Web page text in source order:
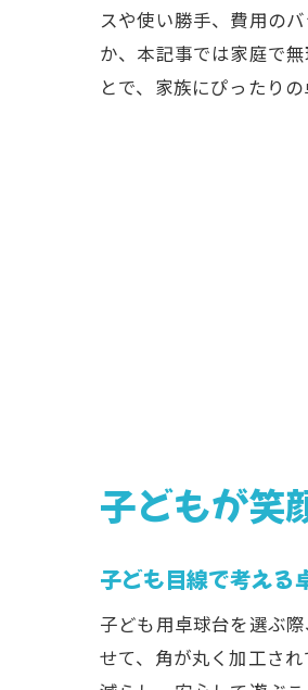
スや使い勝手、費用の
か、本記事では家庭で
とで、家族にぴったり
子どもが笑
子ども目線で考える
子ども用卓球台を選ぶ
せて、角が丸く加工さ